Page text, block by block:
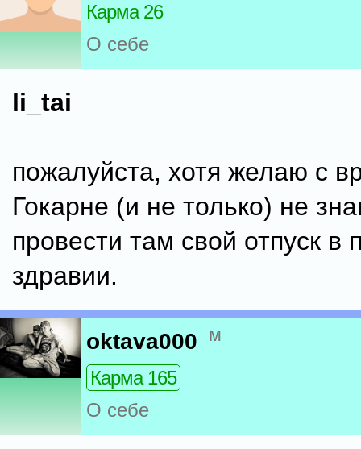
Карма 26
О себе
li_tai
пожалуйста, хотя желаю с
Гокарне (и не только) не
провести там свой отпуск в
здравии.
oktava000 м
Карма 165
О себе